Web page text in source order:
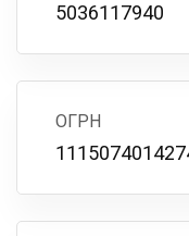
5036117940
ОГРН